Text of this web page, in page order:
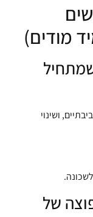
מודים)
שמתחיל
ושינוי
של